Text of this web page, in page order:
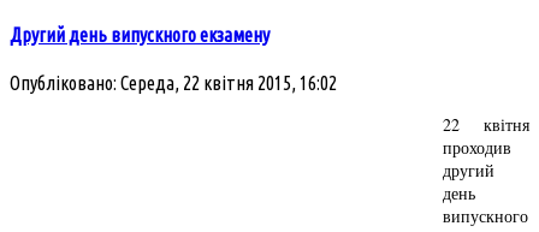
Другий день випускного екзамену
Опубліковано: Середа, 22 квітня 2015, 16:02
22 квітня
проходив
другий
день
випускного